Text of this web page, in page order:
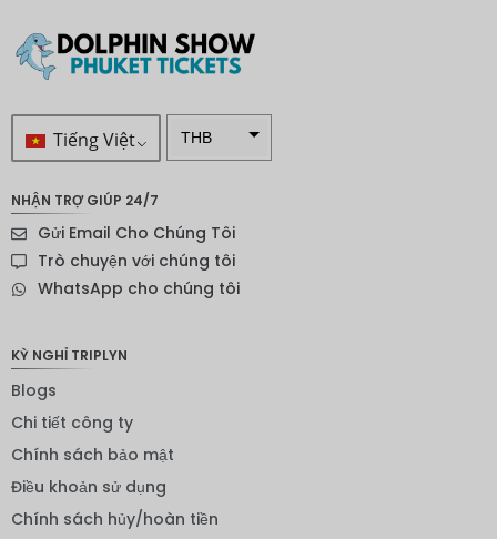
Tiếng Việt THB
Đô la
New
Zealand
IDR
NHẬN TRỢ GIÚP 24/7
Gửi Email Cho Chúng Tôi
Trò chuyện với chúng tôi
WhatsApp cho chúng tôi
KỲ NGHỈ TRIPLYN
Blogs
Chi tiết công ty
Chính sách bảo mật
Điều khoản sử dụng
Chính sách hủy/hoàn tiền